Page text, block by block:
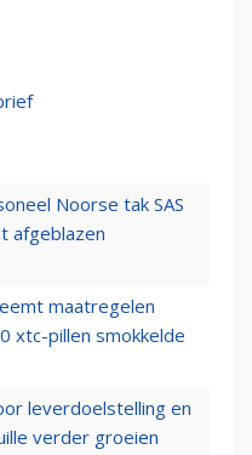
Noorse tak SAS
afgeblazen
maatregelen
xtc-pillen smokkelde
leverdoelstelling en
verder groeien